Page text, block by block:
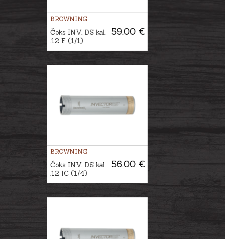
BROWNING
59.00 €
Čoks INV. DS kal.
.12 F (1/1)
BROWNING
56.00 €
Čoks INV. DS kal.
.12 IC (1/4)